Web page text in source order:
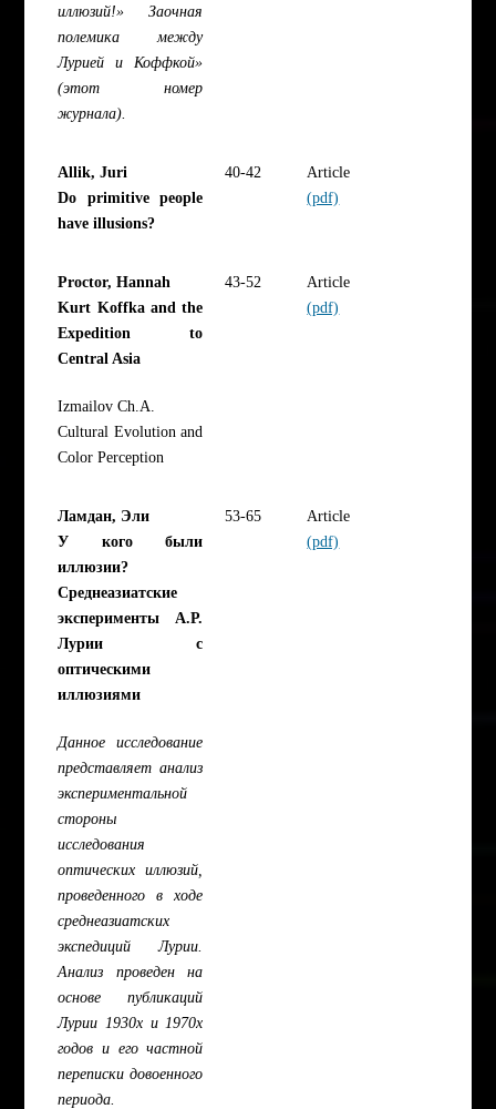
иллюзий!» Заочная
полемика между
Лурией и Коффкой»
(этот номер
журнала).
Allik, Juri
Do primitive people
have illusions?
40-42
Article
(pdf)
Proctor, Hannah
Kurt Koffka and the
Expedition to
Central Asia
Izmailov Ch.A.
Cultural Evolution and
Color Perception
43-52
Article
(pdf)
Ламдан, Эли
У кого были
иллюзии?
Среднеазиатские
эксперименты А.Р.
Лурии с
оптическими
иллюзиями
Данное исследование
представляет анализ
экспериментальной
стороны
исследования
оптических иллюзий,
проведенного в ходе
среднеазиатских
экспедиций Лурии.
Анализ проведен на
основе публикаций
Лурии 1930х и 1970х
годов и его частной
переписки довоенного
периода.
53-65
Article
(pdf)